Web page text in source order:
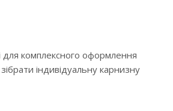
для комплексного оформлення
індивідуальну карнизну